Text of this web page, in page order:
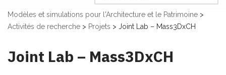
Modèles et simulations pour l'Architecture et le Patrimoine >
Activités de recherche > Projets > Joint Lab – Mass3DxCH
Joint Lab – Mass3DxCH